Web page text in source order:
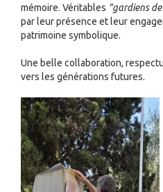
mémoire. Véritables "gardiens
par leur présence et leur
patrimoine symbolique.
Une belle collaboration,
vers les générations futures.